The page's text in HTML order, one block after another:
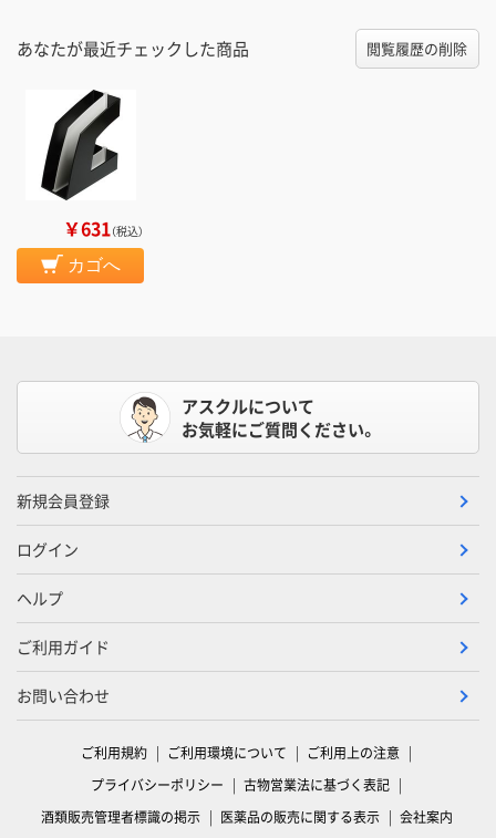
あなたが最近チェックした商品 閲覧履歴の削除
￥631（税込）
カゴへ
アスクルについて
お気軽にご質問ください。
新規会員登録
ログイン
ヘルプ
ご利用ガイド
お問い合わせ
ご利用規約 ご利用環境について
ご利用上の注意
プライバシーポリシー
古物営業法に基づく表記
酒類販売管理者標識の掲示
医薬品の販売に関する表示 会社案内